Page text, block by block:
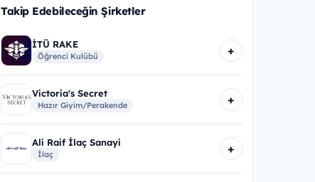
Takip Edebileceğin Şirketler
İTÜ RAKE
Öğrenci Kulübü +
Victoria's Secret
Hazır Giyim/Perakende +
Ali Raif İlaç Sanayi
İlaç +